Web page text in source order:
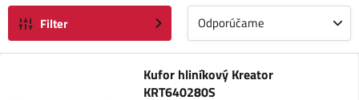
Filter Odporúčame
Kufor hliníkový Kreator
KRT640280S